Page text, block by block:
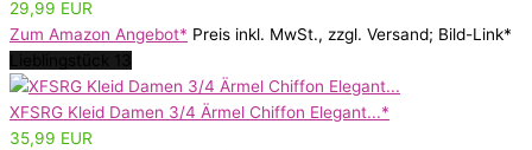
29,99 EUR
Zum Amazon Angebot* Preis inkl. MwSt., zzgl. Versand; Bild-Link*
XFSRG Kleid Damen 3/4 Ärmel Chiffon Elegant...*
35,99 EUR